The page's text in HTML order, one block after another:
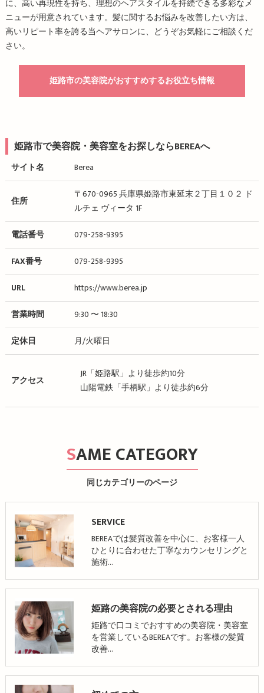
に、高い再現性を持ち、理想のヘアスタイルを持続できる多彩なメ
ニューが用意されています。髪に関するお悩みを改善したい方は、
高いリピート率を誇る当ヘアサロンに、どうぞお気軽にご相談くだ
さい。
姫路市の美容院がおすすめするお役立ち情報
姫路市で美容院・美容室をお探しならBEREAへ
サイト名 Berea
住所
〒670-0965 兵庫県姫路市東延末２丁目１０２ ド
ルチェ ヴィータ 1F
電話番号 079-258-9395
FAX番号 079-258-9395
URL https://www.berea.jp
営業時間 9:30 〜 18:30
定休日 月/火曜日
アクセス
JR「姫路駅」より徒歩約10分
山陽電鉄「手柄駅」より徒歩約6分
同じカテゴリーのページ
SAME CATEGORY
SERVICE
BEREAでは髪質改善を中心に、お客様一人
ひとりに合わせた丁寧なカウンセリングと
施術…
姫路の美容院の必要とされる理由
姫路で口コミでおすすめの美容院・美容室
を営業しているBEREAです。お客様の髪質
改善…